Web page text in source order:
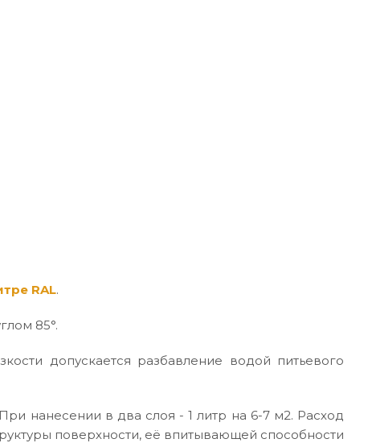
RAL.
85°.
допускается разбавление водой питьевого
нанесении в два слоя - 1 литр на 6-7 м2. Расход
поверхности, её впитывающей способности